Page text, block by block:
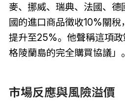
麥、挪威、瑞典、法國、德
國的進口商品徵收10%關
提升至25%。他聲稱這項
格陵蘭島的完全購買協議」。
市場反應與風險溢價